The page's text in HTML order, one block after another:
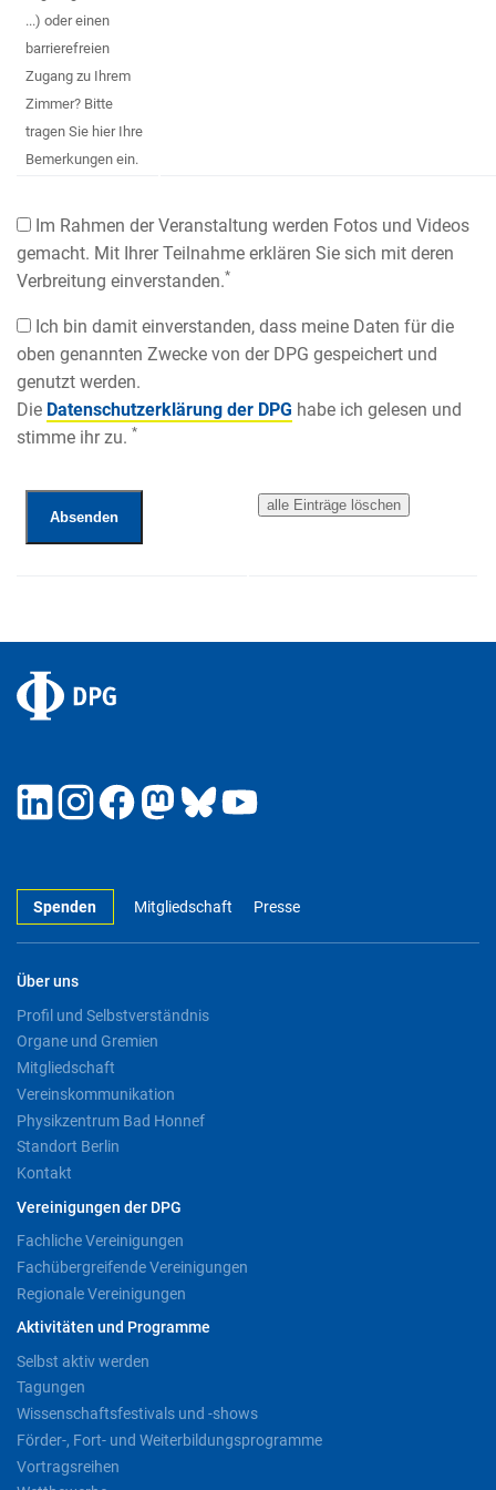
...) oder einen
barrierefreien
Zugang zu Ihrem
Zimmer? Bitte
tragen Sie hier Ihre
Bemerkungen ein.
Im Rahmen der Veranstaltung werden Fotos und Videos
gemacht. Mit Ihrer Teilnahme erklären Sie sich mit deren
Verbreitung einverstanden.*
Ich bin damit einverstanden, dass meine Daten für die
oben genannten Zwecke von der DPG gespeichert und
genutzt werden.
Die Datenschutzerklärung der DPG habe ich gelesen und
stimme ihr zu. *
Spenden Mitgliedschaft Presse
Über uns
Profil und Selbstverständnis
Organe und Gremien
Mitgliedschaft
Vereinskommunikation
Physikzentrum Bad Honnef
Standort Berlin
Kontakt
Vereinigungen der DPG
Fachliche Vereinigungen
Fachübergreifende Vereinigungen
Regionale Vereinigungen
Aktivitäten und Programme
Selbst aktiv werden
Tagungen
Wissenschaftsfestivals und -shows
Förder-, Fort- und Weiterbildungsprogramme
Vortragsreihen